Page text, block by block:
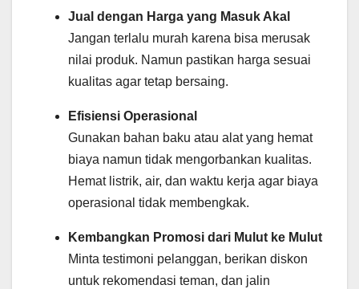
Jual dengan Harga yang Masuk Akal
Jangan terlalu murah karena bisa merusak
nilai produk. Namun pastikan harga sesuai
kualitas agar tetap bersaing.
Efisiensi Operasional
Gunakan bahan baku atau alat yang hemat
biaya namun tidak mengorbankan kualitas.
Hemat listrik, air, dan waktu kerja agar biaya
operasional tidak membengkak.
Kembangkan Promosi dari Mulut ke Mulut
Minta testimoni pelanggan, berikan diskon
untuk rekomendasi teman, dan jalin